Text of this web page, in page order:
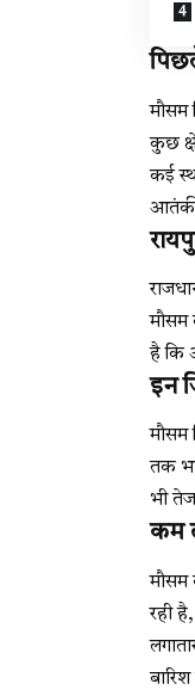
मौसम
कुछ
कई
आतंकी
मौसम
है कि
इन
मौसम
तक
भी
कम
मौसम
रही